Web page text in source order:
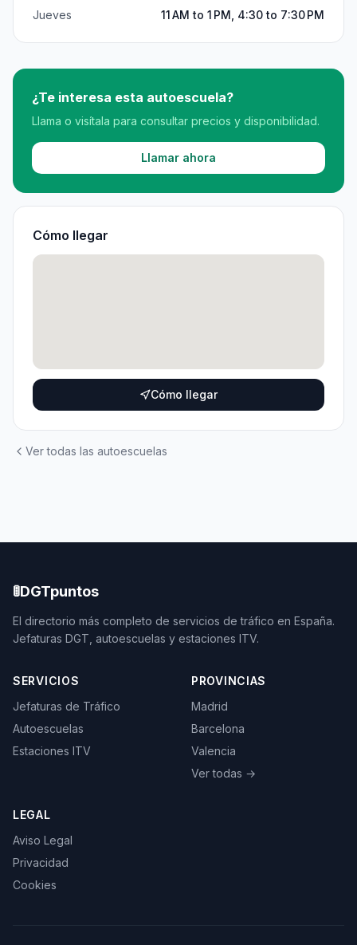
Jueves
11 AM to 1 PM, 4:30 to 7:30 PM
¿Te interesa esta autoescuela?
Llama o visítala para consultar precios y disponibilidad.
Llamar ahora
Cómo llegar
Cómo llegar
Ver todas las autoescuelas
🚦DGTpuntos
El directorio más completo de servicios de tráfico en España.
Jefaturas DGT, autoescuelas y estaciones ITV.
SERVICIOS
Jefaturas de Tráfico
Autoescuelas
Estaciones ITV
PROVINCIAS
Madrid
Barcelona
Valencia
Ver todas →
LEGAL
Aviso Legal
Privacidad
Cookies